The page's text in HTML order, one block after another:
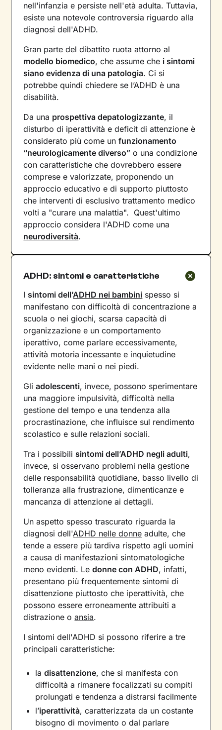
nell'infanzia e persiste nell'età adulta. Tuttavia,
esiste una notevole controversia riguardo alla
diagnosi dell'ADHD.
Gran parte del dibattito ruota attorno al
modello biomedico, che assume che i sintomi
siano evidenza di una patologia. Ci si
potrebbe quindi chiedere se l’ADHD è una
disabilità.
Da una prospettiva depatologizzante, il
disturbo di iperattività e deficit di attenzione è
considerato più come unfunzionamento
“neurologicamente diverso” o una condizione
con caratteristiche che dovrebbero essere
comprese e valorizzate, proponendo un
approccio educativo e di supporto piuttosto
che interventi di esclusivo trattamento medico
volti a "curare una malattia". Quest'ultimo
approccio considera l'ADHD come una
neurodiversità.
ADHD: sintomi e caratteristiche
I sintomi dell’ADHD nei bambini spesso si
manifestano con difficoltà di concentrazione a
scuola o nei giochi, scarsa capacità di
organizzazione e un comportamento
iperattivo, come parlare eccessivamente,
attività motoria incessante e inquietudine
evidente nelle mani o nei piedi.
Gliadolescenti, invece, possono sperimentare
una maggiore impulsività, difficoltà nella
gestione del tempo e una tendenza alla
procrastinazione, che influisce sul rendimento
scolastico e sulle relazioni sociali.
Tra i possibili sintomi dell’ADHD negli adulti,
invece, si osservano problemi nella gestione
delle responsabilità quotidiane, basso livello di
tolleranza alla frustrazione, dimenticanze e
mancanza di attenzione ai dettagli.
Un aspetto spesso trascurato riguarda la
diagnosi dell'ADHD nelle donne adulte, che
tende a essere più tardiva rispetto agli uomini
a causa di manifestazioni sintomatologiche
meno evidenti. Ledonne con ADHD, infatti,
presentano più frequentemente sintomi di
disattenzione piuttosto che iperattività, che
possono essere erroneamente attribuiti a
distrazione oansia.
I sintomi dell'ADHD si possono riferire a tre
principali caratteristiche:
ladisattenzione, che si manifesta con
difficoltà a rimanere focalizzati su compiti
prolungati e tendenza a distrarsi facilmente
l’iperattività, caratterizzata da un costante
bisogno di movimento o dal parlare